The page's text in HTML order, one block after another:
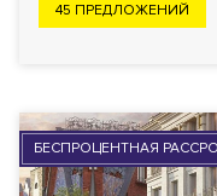
45 ПРЕДЛОЖЕНИЙ
БЕСПРОЦЕНТНАЯ